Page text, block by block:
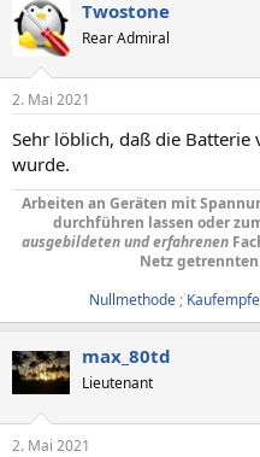
Twostone
Rear Admiral
2. Mai 2021
Sehr löblich, daß die
wurde.
Arbeiten an Geräten mit
durchführen lassen oder
ausgebildeten und erfahrenen
Netz
Nullmethode ;
max_80td
Lieutenant
2. Mai 2021